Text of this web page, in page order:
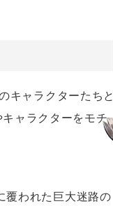
キャラクターたちと
ャラクターをモチ
覆われた巨大迷路の